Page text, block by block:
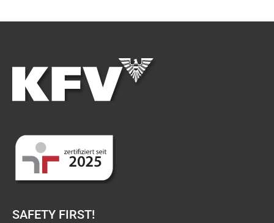
SAFETY FIRST!